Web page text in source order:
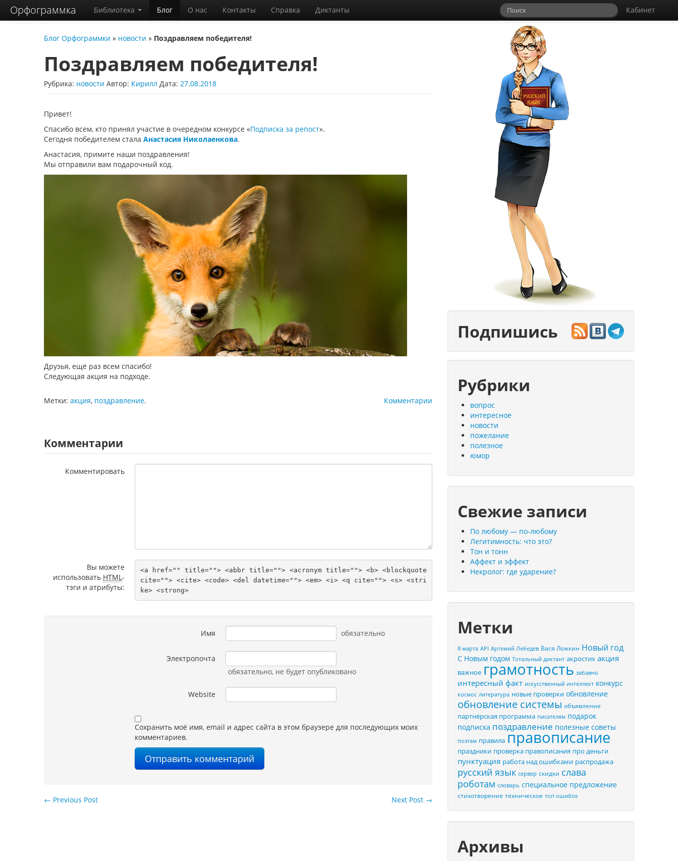
Орфограммка Кабинет
Библиотека Блог О нас Контакты Справка Диктанты
Блог Орфограммки » новости » Поздравляем победителя!
Поздравляем победителя!
Рубрика: новости Автор: Кирилл Дата: 27.08.2018
Привет!
Спасибо всем, кто принял участие в очередном конкурсе «Подписка за репост».
Сегодня победителем стала Анастасия Николаенкова.
Анастасия, примите наши поздравления!
Мы отправили вам подарочный код.
Друзья, ещё раз всем спасибо!
Следующая акция на подходе.
Комментарии
Метки: акция, поздравление.
Комментарии
Комментировать
Вы можете
использовать HTML-
тэги и атрибуты:
<a href="" title=""> <abbr title=""> <acronym title=""> <b> <blockquote
cite=""> <cite> <code> <del datetime=""> <em> <i> <q cite=""> <s> <stri
ke> <strong>
Имя обязательно
Электропочта
обязательно, не будет опубликовано
Website
Сохранить моё имя, email и адрес сайта в этом браузере для последующих моих
комментариев.
Next Post →
← Previous Post
Подпишись
Рубрики
вопрос
интересное
новости
пожелание
полезное
юмор
Свежие записи
По любому — по-любому
Легитимность: что это?
Тон и тонн
Аффект и эффект
Некролог: где ударение?
Метки
8 марта API Артемий Лебедев Вася Ложкин Новый год
С Новым годом Тотальный диктант акростих акция
важное грамотность забавно
интересный факт искусственный интеллект конкурс
космос литература новые проверки обновление
обновление системы объявление
партнёрская программа писателям подарок
подписка поздравление полезные советы
поэтам правила правописание
праздники проверка правописания про деньги
пунктуация работа над ошибками распродажа
русский язык сервер скидки слава
роботам словарь специальное предложение
стихотворение техническое топ ошибок
Архивы